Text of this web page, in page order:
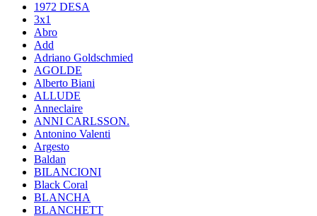
1972 DESA
3x1
Abro
Add
Adriano Goldschmied
AGOLDE
Alberto Biani
ALLUDE
Anneclaire
ANNI CARLSSON.
Antonino Valenti
Argesto
Baldan
BILANCIONI
Black Coral
BLANCHA
BLANCHETT